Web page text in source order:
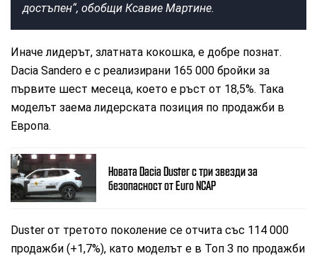
достъпен“, обобщи Ксавие Мартине.
Иначе лидерът, златната кокошка, е добре познат.
Dacia Sandero е с реализирани 165 000 бройки за
първите шест месеца, което е ръст от 18,5%. Така
моделът заема лидерската позиция по продажби в
Европа.
Новата Dacia Duster с три звезди за
безопасност от Euro NCAP
Duster от третото поколение се отчита със 114 000
продажби (+1,7%), като моделът е в Топ 3 по продажби